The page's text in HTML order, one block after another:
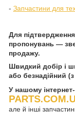
- Запчастини для
Для підтвердження
пропонувань —
продажу.
Швидкий добір і
або безнадійний
У нашому інтернет-
але й інші